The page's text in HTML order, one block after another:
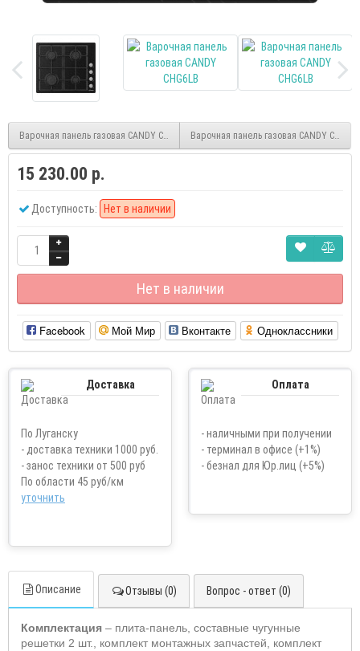
Варочная панель газовая CANDY CHG6BRXВарочная панель газовая CANDY
15 230.00 р.
Доступность: Нет в наличии
Нет в наличии
Facebook Мой Мир Вконтакте Одноклассники
Доставка
По Луганску
- доставка техники 1000 руб.
- занос техники от 500 руб
По области 45 руб/км
уточнить
Оплата
- наличными при получении
- терминал в офисе (+1%)
- безнал для Юр.лиц (+5%)
Описание Отзывы (0) Вопрос - ответ (0)
Комплектация – плита-панель, составные чугунные
решетки 2 шт., комплект монтажных запчастей, комплект